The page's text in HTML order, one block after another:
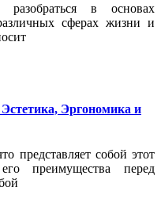
в основах
сферах жизни и
Эргономика и
представляет собой этот
преимущества перед